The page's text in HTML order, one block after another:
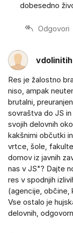
dobesedno
Odgovori
Res je žalostno
niso, ampak
brutalni,
sovraštva do JS
svojih delovnih
kakšnimi občutki
vrtce, šole,
domov iz javnih
nas v JS"? Dajte
res v spodnjih
(agencije, občine,
Vse ostalo je
delovnih,